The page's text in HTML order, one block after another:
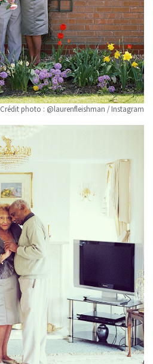
Crédit photo : @laurenfleishman / Instagram